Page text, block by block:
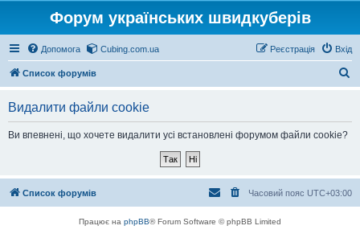
Форум українських швидкуберів
Допомога Cubing.com.ua Вхід
Реєстрація
Список форумів
Видалити файли cookie
Ви впевнені, що хочете видалити усі встановлені форумом файли cookie?
Список форумів Часовий пояс UTC+03:00
Працює на phpBB® Forum Software © phpBB Limited